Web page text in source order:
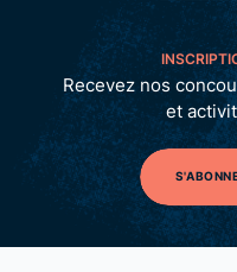
Recevez nos
et